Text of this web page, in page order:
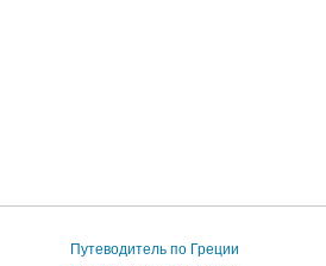
Путеводитель по Греции